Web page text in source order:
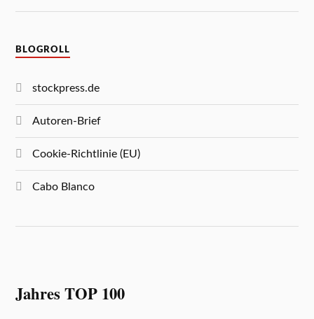
BLOGROLL
stockpress.de
Autoren-Brief
Cookie-Richtlinie (EU)
Cabo Blanco
Jahres TOP 100